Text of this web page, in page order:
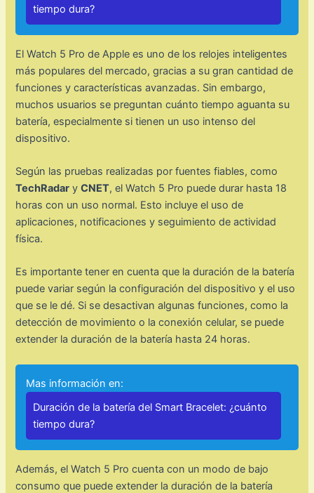
tiempo dura?
El Watch 5 Pro de Apple es uno de los relojes inteligentes
más populares del mercado, gracias a su gran cantidad de
funciones y características avanzadas. Sin embargo,
muchos usuarios se preguntan cuánto tiempo aguanta su
batería, especialmente si tienen un uso intenso del
dispositivo.
Según las pruebas realizadas por fuentes fiables, como
TechRadar yCNET, el Watch 5 Pro puede durar hasta 18
horas con un uso normal. Esto incluye el uso de
aplicaciones, notificaciones y seguimiento de actividad
física.
Es importante tener en cuenta que la duración de la batería
puede variar según la configuración del dispositivo y el uso
que se le dé. Si se desactivan algunas funciones, como la
detección de movimiento o la conexión celular, se puede
extender la duración de la batería hasta 24 horas.
Mas información en:
Duración de la batería del Smart Bracelet: ¿cuánto
tiempo dura?
Además, el Watch 5 Pro cuenta con un modo de bajo
consumo que puede extender la duración de la batería